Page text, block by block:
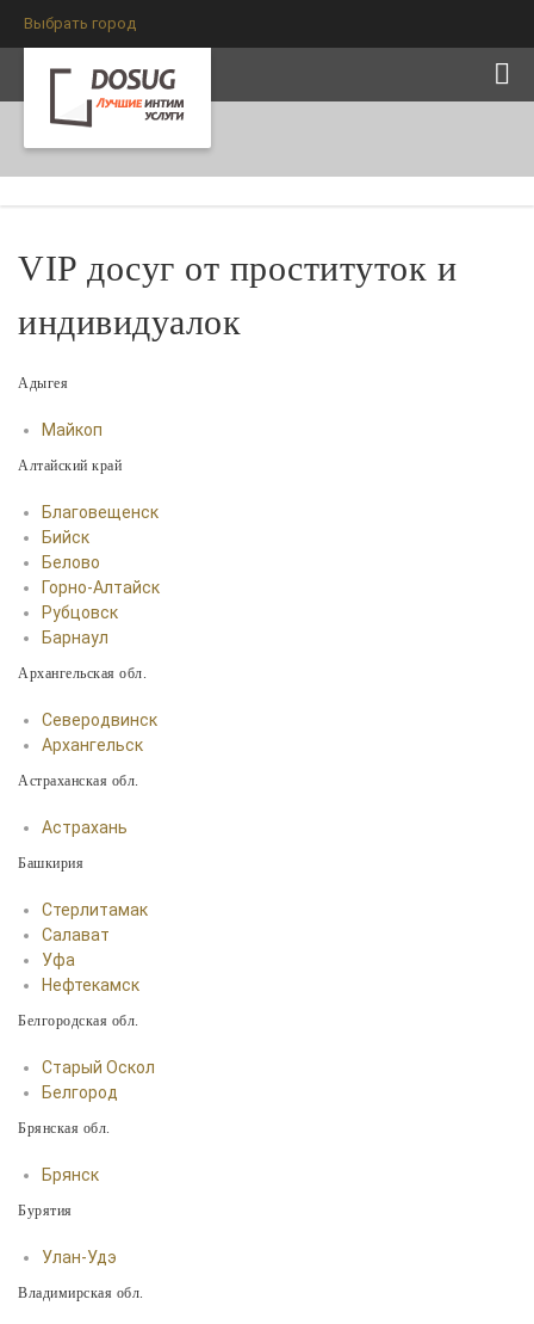
Выбрать город
VIP досуг от проституток и
индивидуалок
Адыгея
Майкоп
Алтайский край
Благовещенск
Бийск
Белово
Горно-Алтайск
Рубцовск
Барнаул
Архангельская обл.
Северодвинск
Архангельск
Астраханская обл.
Астрахань
Башкирия
Стерлитамак
Салават
Уфа
Нефтекамск
Белгородская обл.
Старый Оскол
Белгород
Брянская обл.
Брянск
Бурятия
Улан-Удэ
Владимирская обл.